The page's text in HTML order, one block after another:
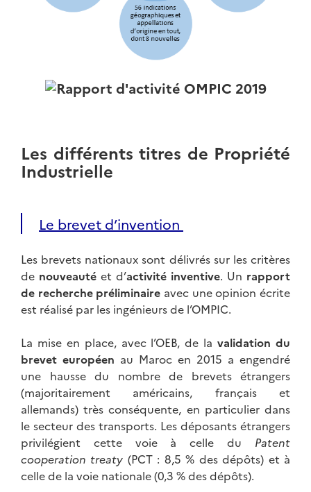
Les différents titres de Propriété
Industrielle
Le brevet d’invention
Les brevets nationaux sont délivrés sur les critères
de nouveauté et d’activité inventive. Un rapport
de recherche préliminaire avec une opinion écrite
est réalisé par les ingénieurs de l’OMPIC.
La mise en place, avec l’OEB, de lavalidation du
brevet européen au Maroc en 2015 a engendré
une hausse du nombre de brevets étrangers
(majoritairement américains, français et
allemands) très conséquente, en particulier dans
le secteur des transports. Les déposants étrangers
privilégient cette voie à celle du Patent
cooperation treaty (PCT : 8,5 % des dépôts) et à
celle de la voie nationale (0,3 % des dépôts).